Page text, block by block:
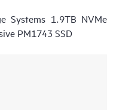
Systems 1.9TB NVMe
PM1743 SSD